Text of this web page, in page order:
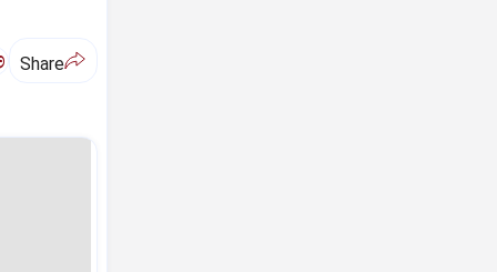
Share